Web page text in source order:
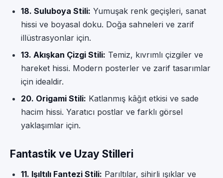
18. Suluboya Stili: Yumuşak renk geçişleri, sanat
hissi ve boyasal doku. Doğa sahneleri ve zarif
illüstrasyonlar için.
13. Akışkan Çizgi Stili: Temiz, kıvrımlı çizgiler ve
hareket hissi. Modern posterler ve zarif tasarımlar
için idealdir.
20. Origami Stili: Katlanmış kâğıt etkisi ve sade
hacim hissi. Yaratıcı postlar ve farklı görsel
yaklaşımlar için.
Fantastik ve Uzay Stilleri
11. Işıltılı Fantezi Stili: Parıltılar, sihirli ışıklar ve